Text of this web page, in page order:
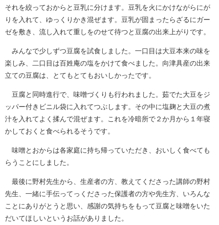
それを絞っておからと豆乳に分けます。豆乳を火にかけながらにが
りを入れて、ゆっくりかき混ぜます。豆乳が固まったらざるにガー
ゼを敷き、流し入れて重しをのせて待つと豆腐の出来上がりです。
みんなで少しずつ豆腐を試食しました。一口目は大豆本来の味を
楽しみ、二口目は百姓庵の塩をかけて食べました。向津具産の出来
立ての豆腐は、とてもとてもおいしかったです。
豆腐と同時進行で、味噌づくりも行われました。茹でた大豆をジ
ッパー付きビニル袋に入れてつぶします。その中に塩麹と大豆の煮
汁を入れてよく揉んで混ぜます。これを冷暗所で２か月から１年寝
かしておくと食べられるそうです。
味噌とおからは各家庭に持ち帰っていただき、おいしく食べても
らうことにしました。
最後に野村先生から、生産者の方、教えてくださった講師の野村
先生、一緒に手伝ってっくださった保護者の方や先生方、いろんな
ことにありがとうと思い、感謝の気持ちをもって豆腐と味噌をいた
だいてほしいというお話がありました。